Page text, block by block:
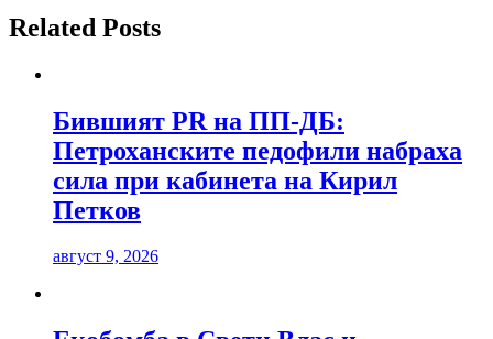
Related Posts
Бившият PR на ПП-ДБ:
Петроханските педофили набраха
сила при кабинета на Кирил
Петков
август 9, 2026